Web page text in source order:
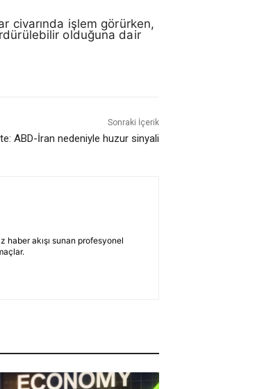
civarında işlem görürken,
olduğuna dair
Sonraki İçerik
ABD-İran nedeniyle huzur sinyali
haber akışı sunan profesyonel